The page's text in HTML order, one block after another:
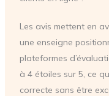
Les avis mettent en
une enseigne
plateformes
à 4 étoiles sur 5, ce
correcte sans être